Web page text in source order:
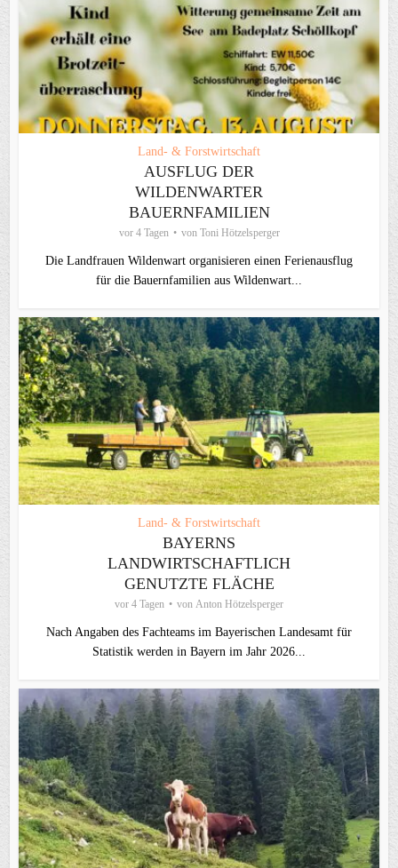
Land- & Forstwirtschaft
AUSFLUG DER
WILDENWARTER
BAUERNFAMILIEN
vor 4 Tagen von Toni Hötzelsperger
Die Landfrauen Wildenwart organisieren einen Ferienausflug
für die Bauernfamilien aus Wildenwart...
Land- & Forstwirtschaft
BAYERNS
LANDWIRTSCHAFTLICH
GENUTZTE FLÄCHE
vor 4 Tagen von Anton Hötzelsperger
Nach Angaben des Fachteams im Bayerischen Landesamt für
Statistik werden in Bayern im Jahr 2026...